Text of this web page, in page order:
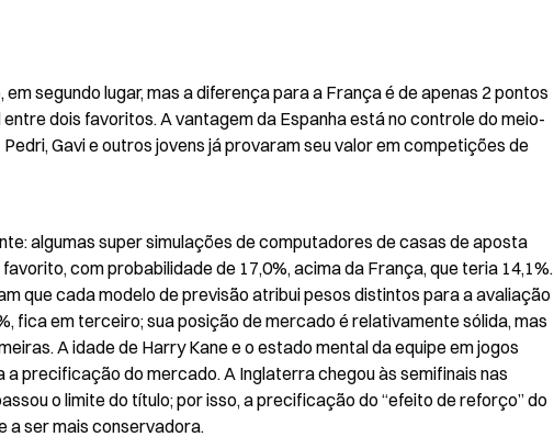
segundo lugar, mas a diferença para a França é de apenas 2 pontos
dois favoritos. A vantagem da Espanha está no controle do meio-
Gavi e outros jovens já provaram seu valor em competições de
algumas super simulações de computadores de casas de aposta
com probabilidade de 17,0%, acima da França, que teria 14,1%.
que cada modelo de previsão atribui pesos distintos para a avaliação
fica em terceiro; sua posição de mercado é relativamente sólida, mas
A idade de Harry Kane e o estado mental da equipe em jogos
precificação do mercado. A Inglaterra chegou às semifinais nas
o limite do título; por isso, a precificação do “efeito de reforço” do
a ser mais conservadora.